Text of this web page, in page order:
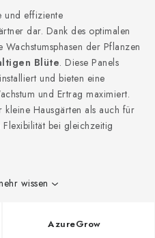
AGB
Blog
und effiziente
dar. Dank des optimalen
Wachstumsphasen der Pflanzen
Blüte. Diese Panels
und bieten eine
und Ertrag maximiert.
kleine Hausgärten als auch für
bei gleichzeitig
wissen
AzureGrow